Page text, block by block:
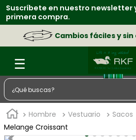
Suscríbete en nuestro newsletter
primera compra.
Cambios fáciles y
¿Qué buscas?
Hombre Vestuario Sacos
Melange Croissant
TÉRMINOS MÁS BUSCADOS
1.
zapatos